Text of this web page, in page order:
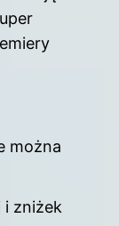
można
i zniżek